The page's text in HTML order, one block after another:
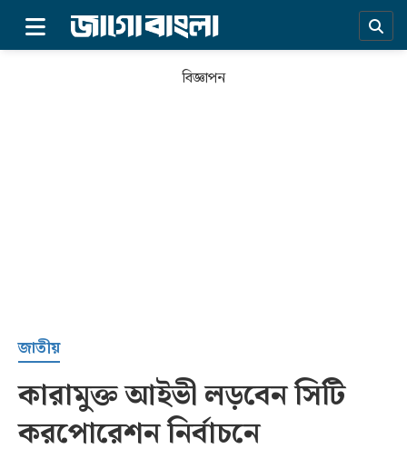
সর্বশেষ
বিজ্ঞাপন
জাতীয়
কারামুক্ত আইভী লড়বেন সিটি
করপোরেশন নির্বাচনে